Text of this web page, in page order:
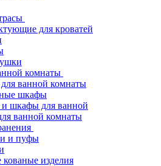
для кроватей
комнаты
для ванной комнаты
шкафы
шкафы для ванной
ванной комнаты
и пуфы
кованые изделия